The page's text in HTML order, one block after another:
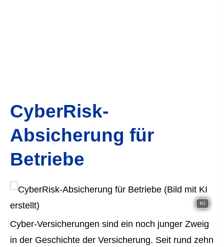
CyberRisk-
Absicherung für
Betriebe
KI
Cyber-Versicherungen sind ein noch junger Zweig
in der Geschichte der Versicherung. Seit rund zehn